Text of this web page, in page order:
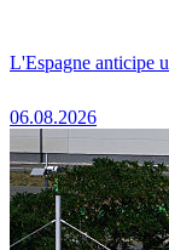
L'Espagne anticipe
06.08.2026